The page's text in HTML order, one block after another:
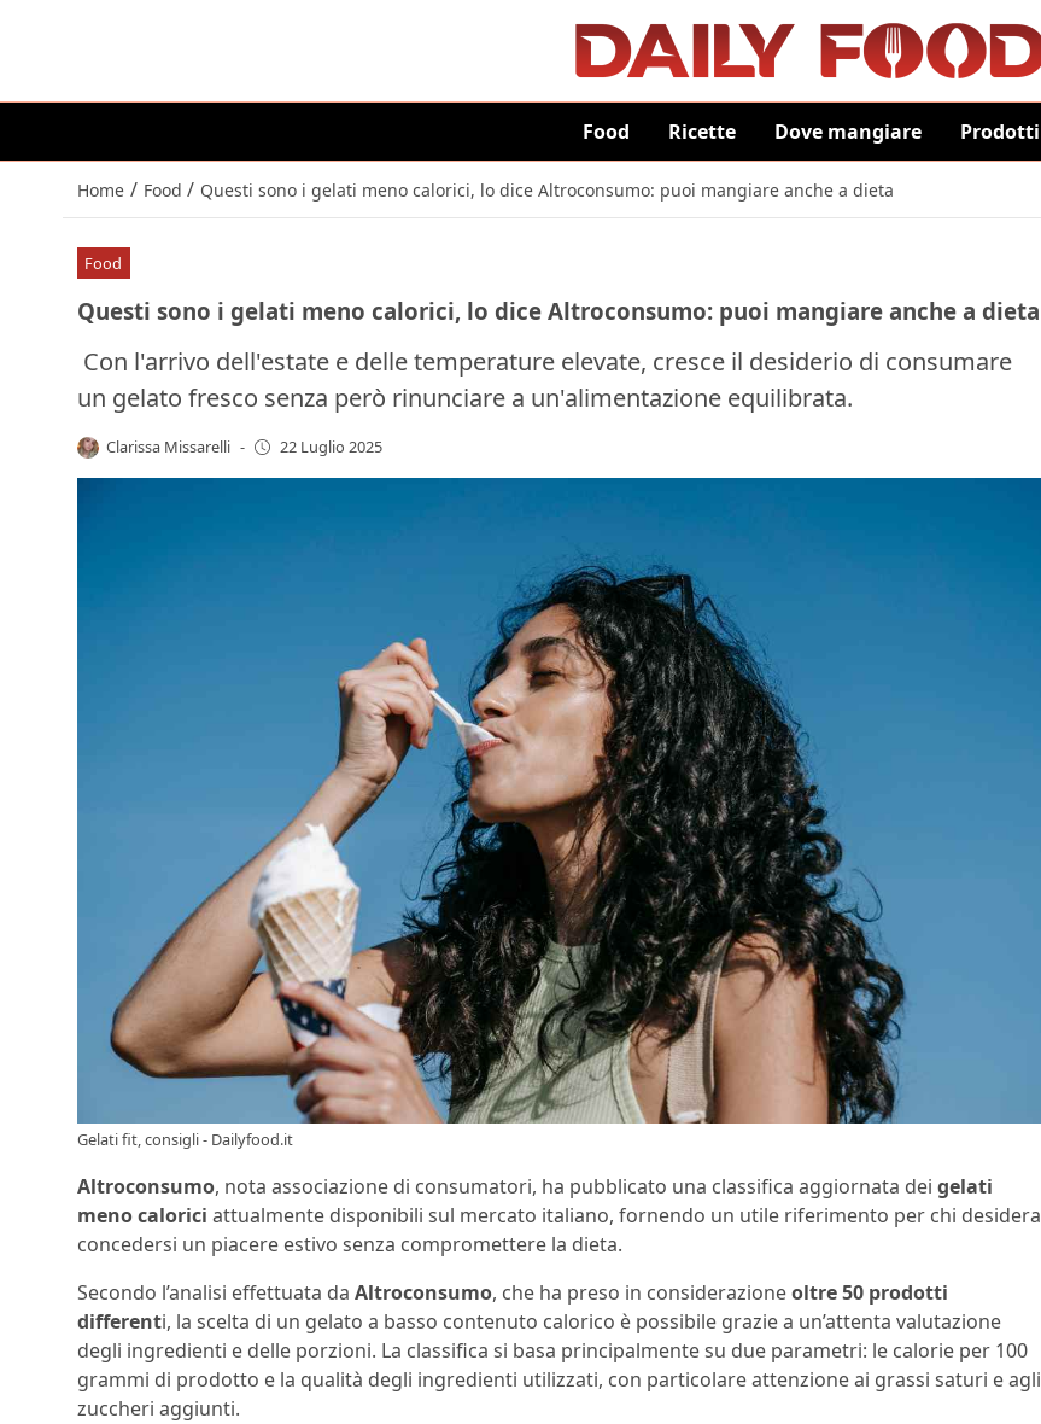
Food Ricette Dove mangiare Prodotti
Home / Food / Questi sono i gelati meno calorici, lo dice Altroconsumo: puoi mangiare anche a dieta
Food
Questi sono i gelati meno calorici, lo dice Altroconsumo: puoi mangiare anche a dieta
Con l'arrivo dell'estate e delle temperature elevate, cresce il desiderio di consumare
un gelato fresco senza però rinunciare a un'alimentazione equilibrata.
Clarissa Missarelli - 22 Luglio 2025
Gelati fit, consigli - Dailyfood.it
Altroconsumo, nota associazione di consumatori, ha pubblicato una classifica aggiornata dei gelati
meno calorici attualmente disponibili sul mercato italiano, fornendo un utile riferimento per chi desidera
concedersi un piacere estivo senza compromettere la dieta.
Secondo l’analisi effettuata da Altroconsumo, che ha preso in considerazioneoltre 50 prodotti
differenti, la scelta di un gelato a basso contenuto calorico è possibile grazie a un’attenta valutazione
degli ingredienti e delle porzioni. La classifica si basa principalmente su due parametri: le calorie per 100
grammi di prodotto e la qualità degli ingredienti utilizzati, con particolare attenzione ai grassi saturi e agli
zuccheri aggiunti.